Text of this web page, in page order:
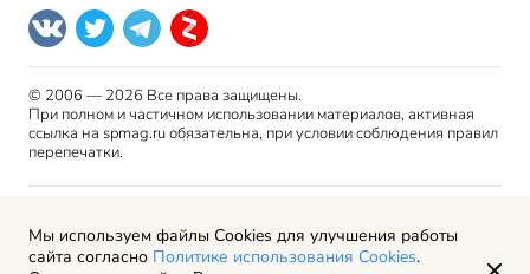
© 2006 — 2026 Все права защищены.
При полном и частичном использовании материалов, активная
ссылка на spmag.ru обязательна, при условии соблюдения правил
перепечатки.
права
Пользовательское соглашение
Мы используем файлы Cookies для улучшения работы
сайта согласно Политике использования Cookies.